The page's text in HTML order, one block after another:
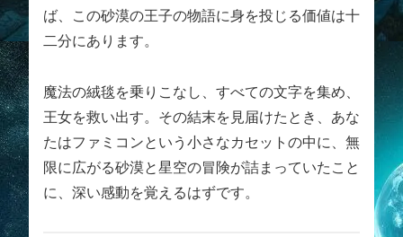
ば、この砂漠の王子の物語に身を投じる価値は十
二分にあります。
魔法の絨毯を乗りこなし、すべての文字を集め、
王女を救い出す。その結末を見届けたとき、あな
たはファミコンという小さなカセットの中に、無
限に広がる砂漠と星空の冒険が詰まっていたこと
に、深い感動を覚えるはずです。